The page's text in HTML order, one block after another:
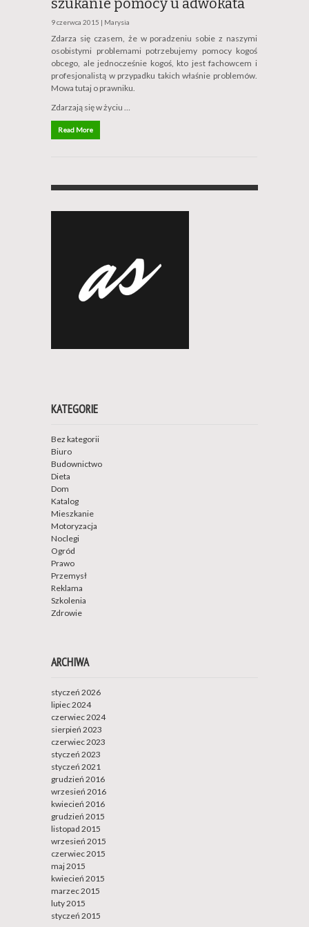
9 czerwca 2015 | Marysia
Zdarza się czasem, że w poradzeniu sobie z naszymi
osobistymi problemami potrzebujemy pomocy kogoś
obcego, ale jednocześnie kogoś, kto jest fachowcem i
profesjonalistą w przypadku takich właśnie problemów.
Mowa tutaj o prawniku.
Zdarzają się w życiu …
Read More
KATEGORIE
Bez kategorii
Biuro
Budownictwo
Dieta
Dom
Katalog
Mieszkanie
Motoryzacja
Noclegi
Ogród
Prawo
Przemysł
Reklama
Szkolenia
Zdrowie
ARCHIWA
styczeń 2026
lipiec 2024
czerwiec 2024
sierpień 2023
czerwiec 2023
styczeń 2023
styczeń 2021
grudzień 2016
wrzesień 2016
kwiecień 2016
grudzień 2015
listopad 2015
wrzesień 2015
czerwiec 2015
maj 2015
kwiecień 2015
marzec 2015
luty 2015
styczeń 2015